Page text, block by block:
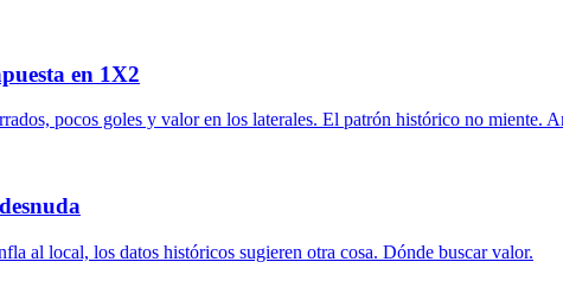
en 1X2
pocos goles y valor en los laterales. El patrón histórico no miente.
al local, los datos históricos sugieren otra cosa. Dónde buscar valor.